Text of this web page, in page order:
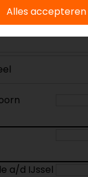
a/d IJssel
Alles accepteren